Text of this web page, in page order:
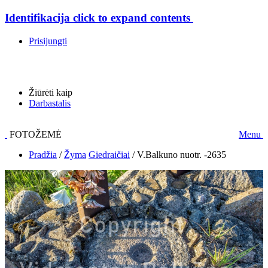
Identifikacija click to expand contents
Prisijungti
Žiūrėti kaip
Darbastalis
FOTOŽEMĖ
Menu
Pradžia / Žyma Giedraičiai /V.Balkuno nuotr. -2635